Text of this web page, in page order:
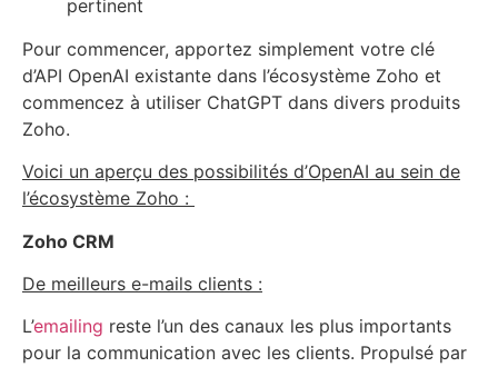
pertinent
Pour commencer, apportez simplement votre clé
d’API OpenAI existante dans l’écosystème Zoho et
commencez à utiliser ChatGPT dans divers produits
Zoho.
Voici un aperçu des possibilités d’OpenAI au sein de
l’écosystème Zoho :
Zoho CRM
De meilleurs e-mails clients :
L’emailing reste l’un des canaux les plus importants
pour la communication avec les clients. Propulsé par